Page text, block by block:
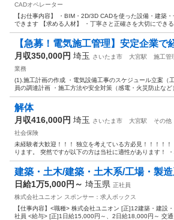
CADオペレーター
【お仕事内容】 ・BIM・2D/3D CADを使った設備・建築
できます 【求める人材】 ・丁寧さと正確さを大切にできる
【急募！電気施工管理】安定企業
月収350,000円 埼玉 さいたま市 大宮駅
施工管
業務
(1).施工計画の作成 ・電気設備工事のスケジュール立案（
員の調達計画 ・施工方法や安全対策（感電・火災防止な
解体
月収416,000円 埼玉 さいたま市 大宮駅
その他
社会保険
未経験者大歓迎！！！ 独立を考えている方必見！！！！
ります。 突然ですが以下の方は当社に適性があります！
建築・土木/建築・土木系/工場・製
日給1万5,000円～ 埼玉県 正社員
株式会社ユニオン スポンサー：求人ボックス
【仕事内容】<職種> 株式会社ユニオン [正]12建築・建設
社員 <給与> [正]1日給15,000円～、2日給18,000円～ 交通